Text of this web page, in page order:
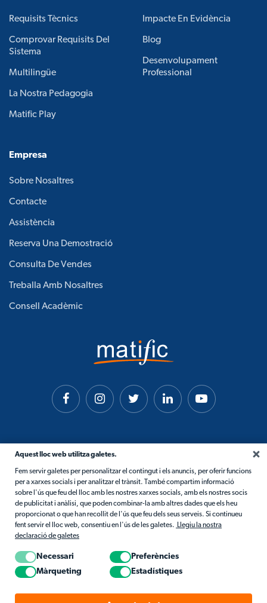
Aquest lloc web utilitza galetes.
Fem servir galetes per personalitzar el contingut i els anuncis, per oferir funcions
per a xarxes socials i per analitzar el trànsit. També compartim informació
sobre l'ús que feu del lloc amb les nostres xarxes socials, amb els nostres socis
de publicitat i anàlisi, que poden combinar-la amb altres dades que els heu
proporcionat o que han recollit de l'ús que feu dels seus serveis. Si continueu
fent servir el lloc web, consentiu en l'ús de les galetes. Llegiu la nostra
declaració de galetes
Necessari
Preferències
Màrqueting
Estadístiques
Requisits Tècnics
Comprovar Requisits Del
Sistema
Multilingüe
La Nostra Pedagogia
Matific Play
Impacte En Evidència
Blog
Desenvolupament
Professional
Empresa
Sobre Nosaltres
Contacte
Assistència
Reserva Una Demostració
Consulta De Vendes
Treballa Amb Nosaltres
Consell Acadèmic